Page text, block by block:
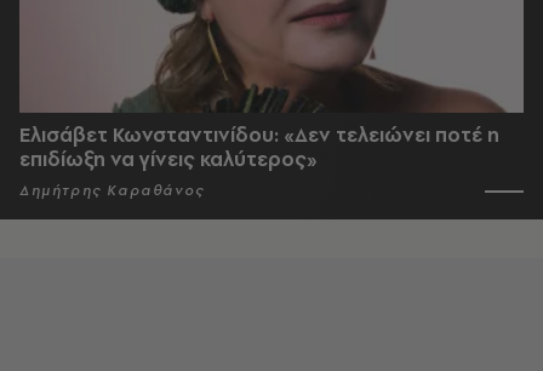
Ελισάβετ Κωνσταντινίδου: «Δεν τελειώνει ποτέ η
επιδίωξη να γίνεις καλύτερος»
Δημήτρης Καραθάνος